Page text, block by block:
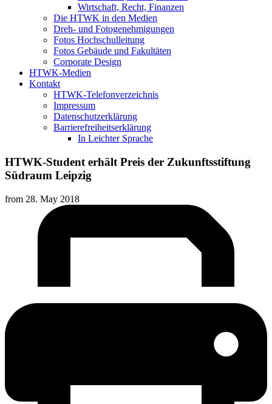
Wirtschaft, Recht, Finanzen
Die HTWK in den Medien
Dreh- und Fotogenehmigungen
Fotos Hochschulleitung
Fotos Gebäude und Fakultäten
Corporate Design
HTWK-Medien
Kontakt
HTWK-Telefonverzeichnis
Impressum
Datenschutzerklärung
Barrierefreiheitserklärung
In Leichter Sprache
HTWK-Student erhält Preis der Zukunftsstiftung
Südraum Leipzig
from 28. May 2018